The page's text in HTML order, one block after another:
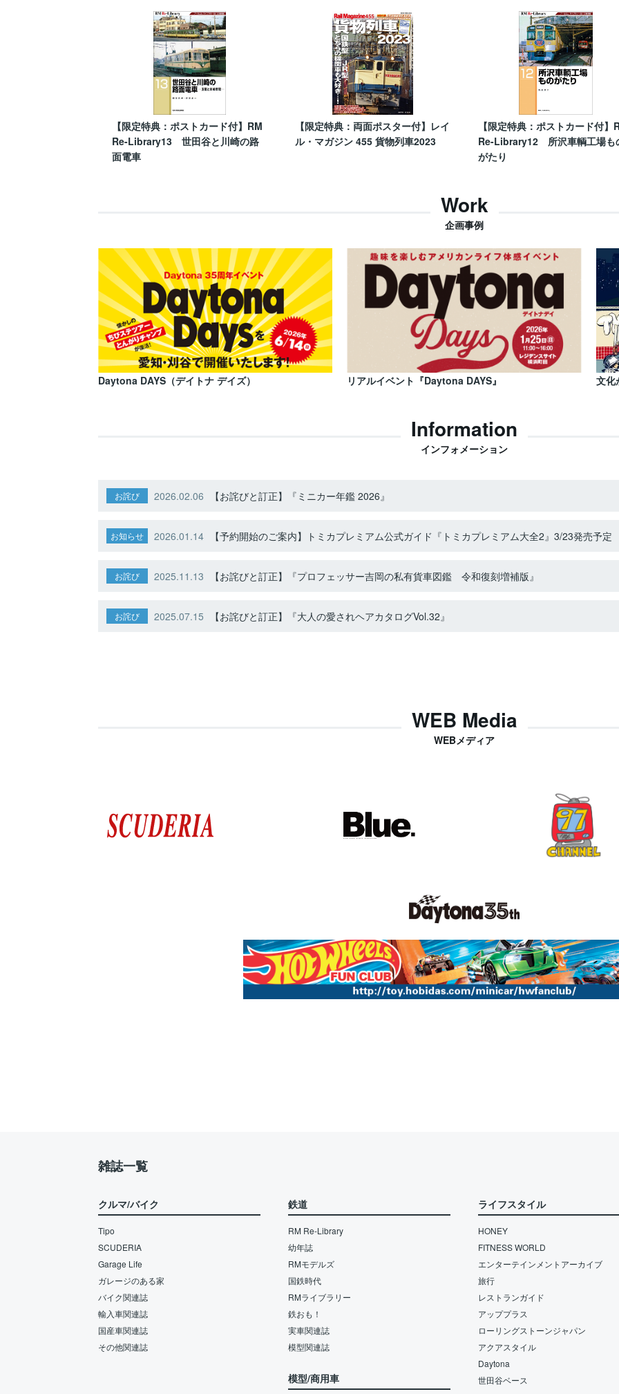
【限定特典：ポストカード付】RM
Re-Library13 世田谷と川崎の路
面電車
【限定特典：両面ポスター付】レイ
ル・マガジン 455 貨物列車2023
【限定特典：ポストカード付】
Re-Library12 所沢車輌工場も
がたり
Work
企画事例
Daytona DAYS（デイトナ デイズ） リアルイベント『Daytona DAYS』 文化
Information
インフォメーション
お詫び 2026.02.06 【お詫びと訂正】『ミニカー年鑑 2026』
お知らせ 2026.01.14 【予約開始のご案内】トミカプレミアム公式ガイド『トミカプレミアム大全2』3/23発売予定
お詫び 2025.11.13 【お詫びと訂正】『プロフェッサー吉岡の私有貨車図鑑 令和復刻増補版』
お詫び 2025.07.15 【お詫びと訂正】『大人の愛されヘアカタログVol.32』
WEB Media
WEBメディア
雑誌一覧
クルマ/バイク
Tipo
SCUDERIA
Garage Life
ガレージのある家
バイク関連誌
輸入車関連誌
国産車関連誌
その他関連誌
鉄道
RM Re-Library
幼年誌
RMモデルズ
国鉄時代
RMライブラリー
鉄おも！
実車関連誌
模型関連誌
模型/商用車
ライフスタイル
HONEY
FITNESS WORLD
エンターテインメントアーカイブ
旅行
レストランガイド
アッププラス
ローリングストーンジャパン
アクアスタイル
Daytona
世田谷ベース